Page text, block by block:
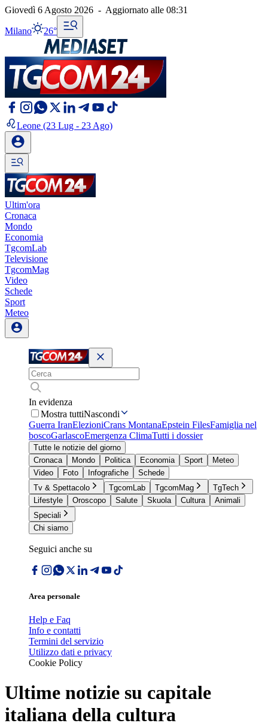
Giovedì 6 Agosto 2026 - Aggiornato alle 08:31
Milano 26°
Leone (23 Lug - 23 Ago)
Ultim'ora
Cronaca
Mondo
Economia
TgcomLab
Televisione
TgcomMag
Video
Schede
Sport
Meteo
In evidenza
Mostra tuttiNascondi
Guerra IranElezioniCrans MontanaEpstein FilesFamiglia nel
boscoGarlascoEmergenza ClimaTutti i dossier
Tutte le notizie del giorno
Cronaca
Mondo Politica Economia Sport
Meteo
Video
Foto Infografiche
Schede
Tv & Spettacolo
TgcomLab TgcomMag
TgTech
Lifestyle
Oroscopo Salute Skuola Cultura
Animali
Speciali
Chi siamo
Seguici anche su
Area personale
Help e Faq
Info e contatti
Termini del servizio
Utilizzo dati e privacy
Cookie Policy
Ultime notizie su capitale
italiana della cultura